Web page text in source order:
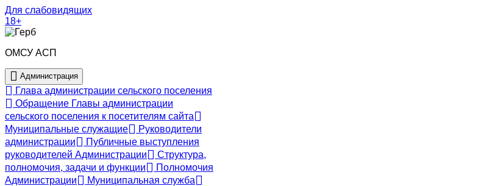
Для слабовидящих
18+
ОМСУ АСП
Администрация
Глава администрации сельского поселения
Обращение Главы администрации
сельского поселения к посетителям сайта
Муниципальные служащие
Руководители
администрации
Публичные выступления
руководителей Администрации
Структура,
полномочия, задачи и функции
Полномочия
Администрации
Муниципальная служба